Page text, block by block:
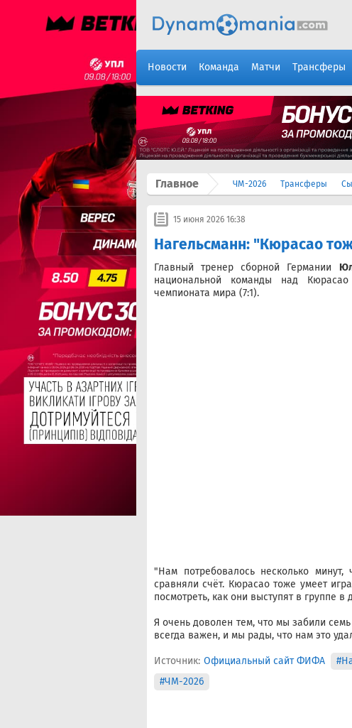
Новости Команда Матчи Трансферы
Главное ЧМ-2026 Трансферы
15 июня 2026 16:38
Нагельсманн: "Кюрасао
Главный тренер сборной Германии
национальной команды над
чемпионата мира (7:1).
"Нам потребовалось несколько
сравняли счёт. Кюрасао тоже умеет
посмотреть, как они выступят в группе в
Я очень доволен тем, что мы забили
всегда важен, и мы рады, что нам это
Источник: Официальный сайт ФИФА
#ЧМ-2026